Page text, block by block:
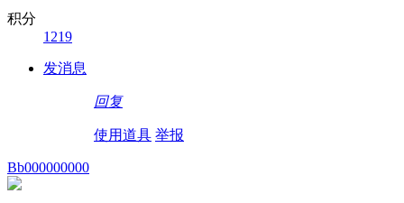
积分
1219
发消息
回复
使用道具 举报
Bb000000000